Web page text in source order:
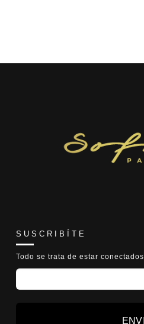
S U S C R I B Í T E
Todo se trata de estar conectados